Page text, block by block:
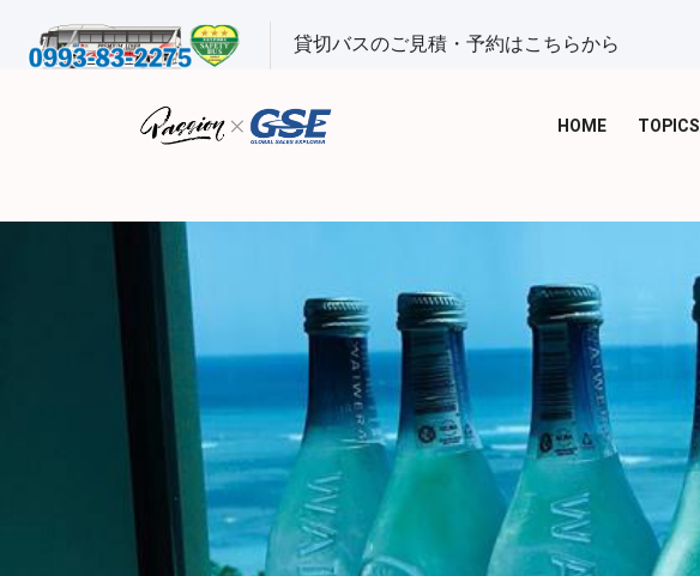
貸切バスのご見積・予約はこちらから
HOME TOPICS